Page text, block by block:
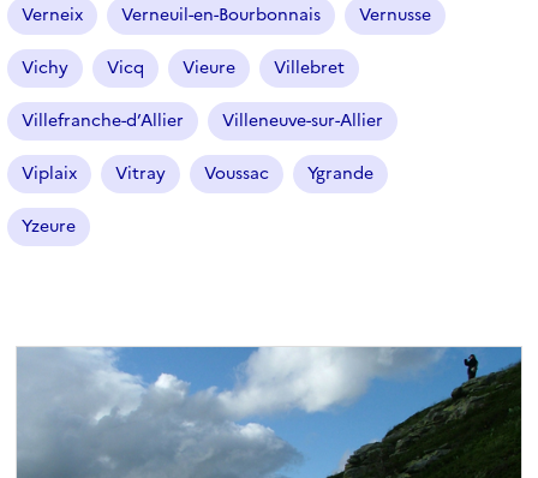
Verneix Verneuil-en-Bourbonnais Vernusse
Vichy Vicq Vieure Villebret
Villefranche-d’Allier Villeneuve-sur-Allier
Viplaix Vitray Voussac Ygrande
Yzeure